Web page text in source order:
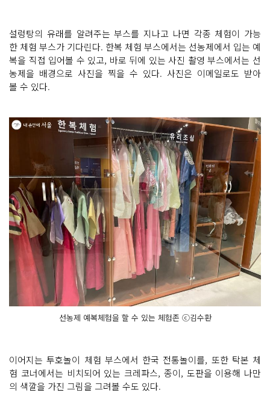
설렁탕의 유래를 알려주는 부스를 지나고 나면 각종 체험이 가능
한 체험 부스가 기다린다. 한복 체험 부스에서는 선농제에서 입는 예
복을 직접 입어볼 수 있고, 바로 뒤에 있는 사진 촬영 부스에서는 선
농제을 배경으로 사진을 찍을 수 있다. 사진은 이메일로도 받아
볼 수 있다.
선농제 예복체험을 할 수 있는 체험존 ⓒ김수환
이어지는 투호놀이 체험 부스에서 한국 전통놀이를, 또한 탁본 체
험 코너에서는 비치되어 있는 크레파스, 종이, 도판을 이용해 나만
의 색깔을 가진 그림을 그려볼 수도 있다.